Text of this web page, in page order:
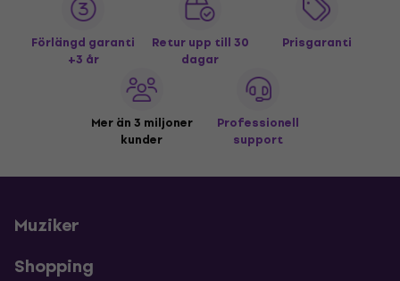
Förlängd garanti
+3 år
Retur upp till 30
dagar
Prisgaranti
Mer än 3 miljoner
kunder
Professionell
support
Muziker
Shopping